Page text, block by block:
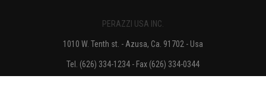
PERAZZI USA INC.
1010 W. Tenth st. - Azusa, Ca. 91702 - Usa
Tel. (626) 334-1234 - Fax (626) 334-0344